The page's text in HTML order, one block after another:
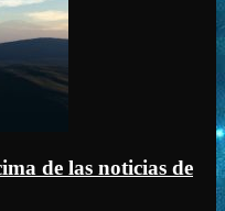
de las noticias de